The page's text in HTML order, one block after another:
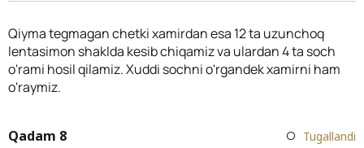
Qiyma tegmagan chetki xamirdan esa 12 ta uzunchoq
lentasimon shaklda kesib chiqamiz va ulardan 4 ta soch
o'rami hosil qilamiz. Xuddi sochni o'rgandek xamirni ham
o'raymiz.
Qadam 8 Tugallandi